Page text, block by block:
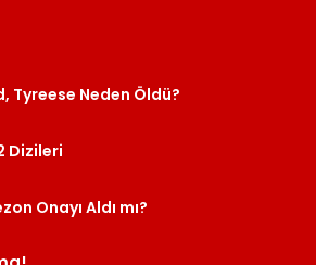
Tyreese Neden Öldü?
Dizileri
Onayı Aldı mı?